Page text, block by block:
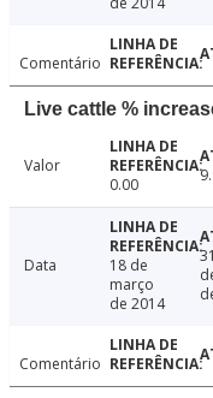
Comentário
Live cattle %
Valor
0.00
Data
18 de
março
de 2014
Comentário